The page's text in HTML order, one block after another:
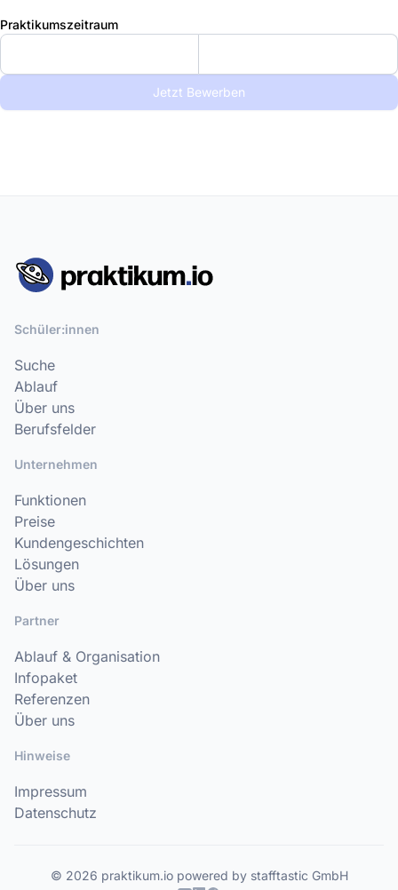
Praktikumszeitraum
Jetzt Bewerben
Schüler:innen
Suche
Ablauf
Über uns
Berufsfelder
Unternehmen
Funktionen
Preise
Kundengeschichten
Lösungen
Über uns
Partner
Ablauf & Organisation
Infopaket
Referenzen
Über uns
Hinweise
Impressum
Datenschutz
© 2026 praktikum.io powered by stafftastic GmbH